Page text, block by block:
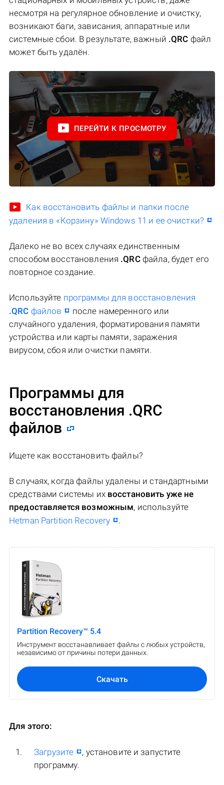
несмотря на регулярное обновление и очистку,
возникают баги, зависания, аппаратные или
системные сбои. В результате, важный .QRC файл
может быть удалён.
ПЕРЕЙТИ К ПРОСМОТРУ
Как восстановить файлы и папки после
удаления в «Корзину» Windows 11 и ее очистки?
Далеко не во всех случаях единственным
способом восстановления .QRCфайла, будет его
повторное создание.
Используйте программы для восстановления
.QRC файлов
после намеренного или
случайного удаления, форматирования памяти
устройства или карты памяти, заражения
вирусом, сбоя или очистки памяти.
Программы для
восстановления .QRC
файлов
Ищете как восстановить файлы?
В случаях, когда файлы удалены и стандартными
средствами системы их восстановить уже не
предоставляется возможным, используйте
Hetman Partition Recovery
.
Partition Recovery™ 5.4
Инструмент восстанавливает файлы с любых устройств,
независимо от причины потери данных.
Скачать
Для этого:
Загрузите
, установите и запустите
программу.